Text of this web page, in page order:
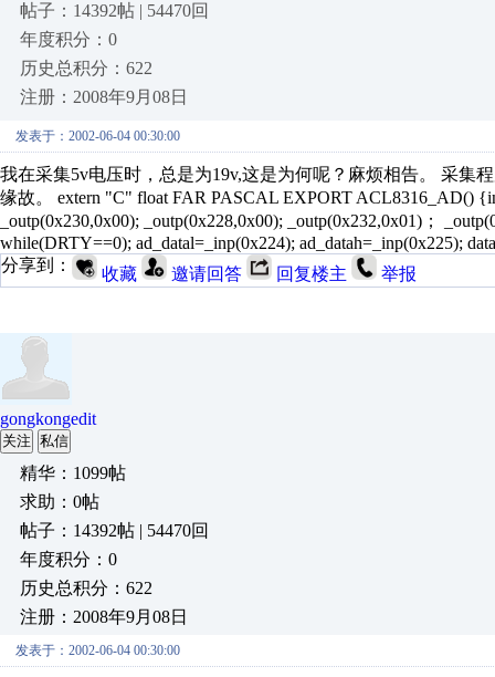
帖子：14392帖 | 54470回
年度积分：0
历史总积分：622
注册：2008年9月08日
发表于：2002-06-04 00:30:00
我在采集5v电压时，总是为19v,这是为何呢？麻烦相告。 采集
缘故。 extern "C" float FAR PASCAL EXPORT ACL8316_AD()
_outp(0x230,0x00); _outp(0x228,0x00); _outp(0x232,0x01)；
while(DRTY==0); ad_datal=_inp(0x224); ad_datah=_inp(0x225);
分享到：
收藏 邀请回答 回复楼主 举报
gongkongedit
关注 私信
精华：1099帖
求助：0帖
帖子：14392帖 | 54470回
年度积分：0
历史总积分：622
注册：2008年9月08日
发表于：2002-06-04 00:30:00